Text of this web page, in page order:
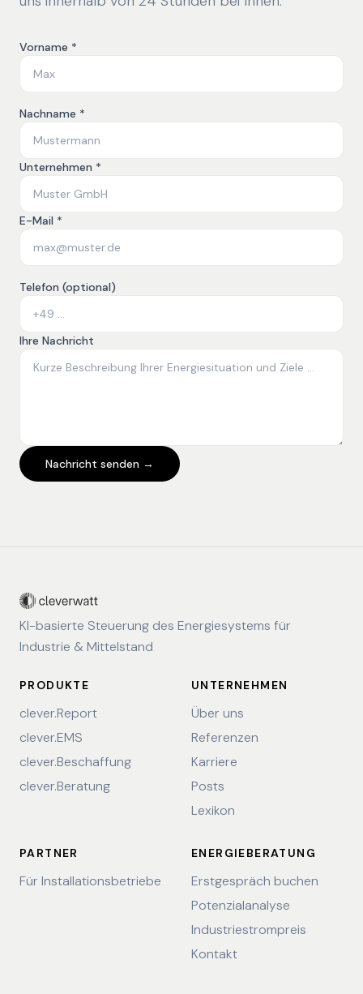
Vorname *
Nachname *
Unternehmen *
E-Mail *
Telefon (optional)
Ihre Nachricht
Nachricht senden →
KI-basierte Steuerung des Energiesystems für
Industrie & Mittelstand
PRODUKTE
clever.Report
clever.EMS
clever.Beschaffung
clever.Beratung
UNTERNEHMEN
Über uns
Referenzen
Karriere
Posts
Lexikon
PARTNER
Für Installationsbetriebe
ENERGIEBERATUNG
Erstgespräch buchen
Potenzialanalyse
Industriestrompreis
Kontakt